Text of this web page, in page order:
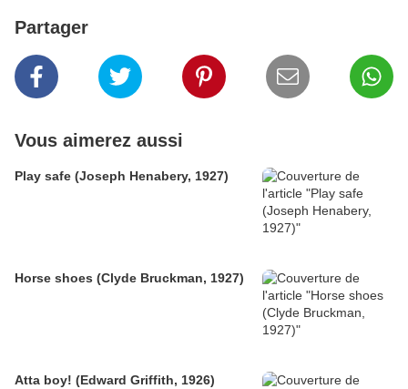
Partager
Vous aimerez aussi
Play safe (Joseph Henabery, 1927)
Horse shoes (Clyde Bruckman, 1927)
Atta boy! (Edward Griffith, 1926)